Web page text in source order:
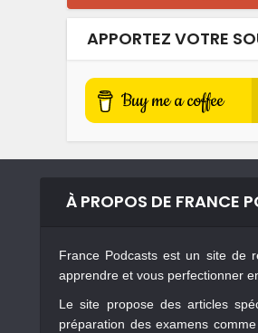
APPORTEZ VOTRE
À PROPOS DE FRANCE
France Podcasts est un site de
apprendre et vous perfectionner
Le site propose des articles
préparation des examens